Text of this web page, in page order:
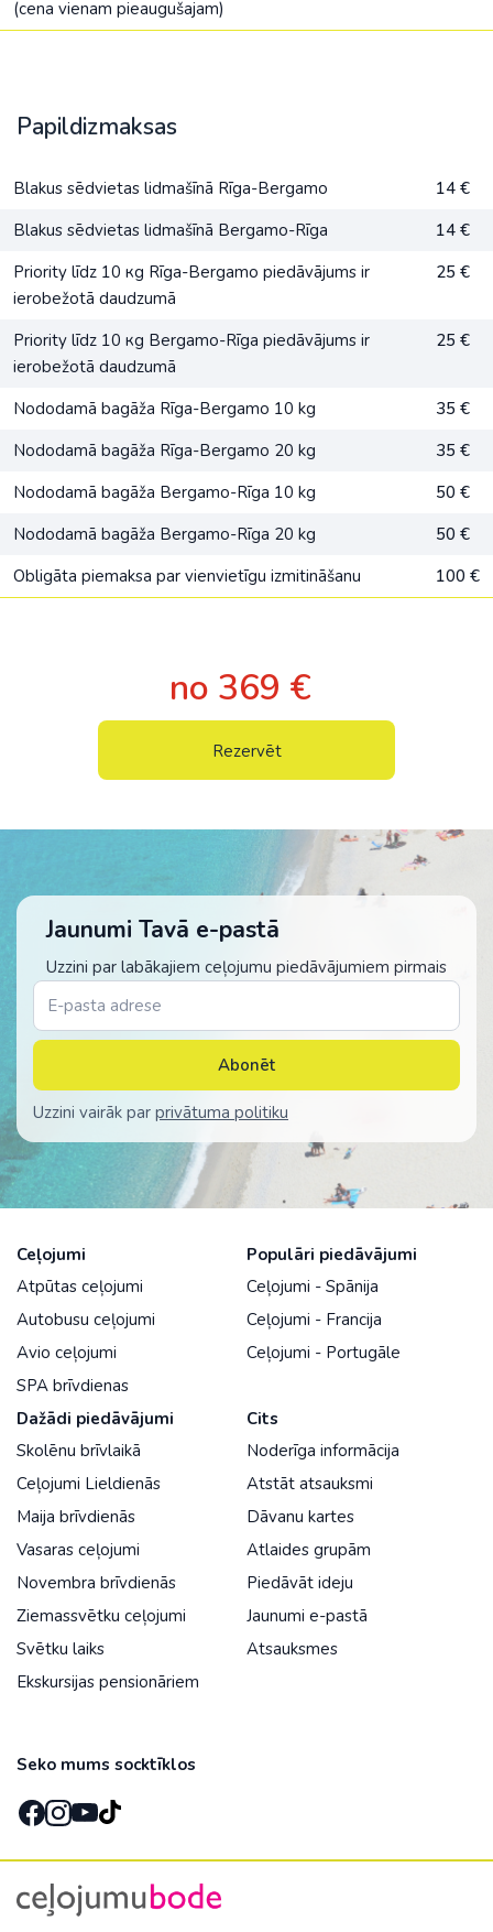
(cena vienam pieaugušajam)
Papildizmaksas
Blakus sēdvietas lidmašīnā Rīga-Bergamo
14 €
Blakus sēdvietas lidmašīnā Bergamo-Rīga
14 €
Priority līdz 10 кg Rīga-Bergamo piedāvājums ir
ierobežotā daudzumā
25 €
Priority līdz 10 кg Bergamo-Rīga piedāvājums ir
ierobežotā daudzumā
25 €
Nododamā bagāža Rīga-Bergamo 10 kg
35 €
Nododamā bagāža Rīga-Bergamo 20 kg
35 €
Nododamā bagāža Bergamo-Rīga 10 kg
50 €
Nododamā bagāža Bergamo-Rīga 20 kg
50 €
Obligāta piemaksa par vienvietīgu izmitināšanu
100 €
no 369 €
Rezervēt
Jaunumi Tavā e-pastā
Uzzini par labākajiem ceļojumu piedāvājumiem pirmais
Abonēt
Uzzini vairāk par privātuma politiku
Ceļojumi
Atpūtas ceļojumi
Autobusu ceļojumi
Avio ceļojumi
SPA brīvdienas
Populāri piedāvājumi
Ceļojumi - Spānija
Ceļojumi - Francija
Ceļojumi - Portugāle
Dažādi piedāvājumi
Skolēnu brīvlaikā
Ceļojumi Lieldienās
Maija brīvdienās
Vasaras ceļojumi
Novembra brīvdienās
Ziemassvētku ceļojumi
Svētku laiks
Ekskursijas pensionāriem
Cits
Noderīga informācija
Atstāt atsauksmi
Dāvanu kartes
Atlaides grupām
Piedāvāt ideju
Jaunumi e-pastā
Atsauksmes
Seko mums socktīklos